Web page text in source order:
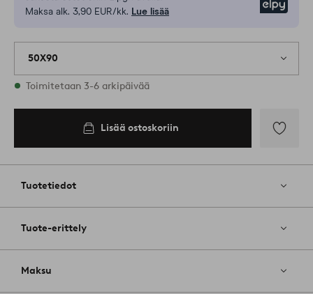
Maksa alk. 3,90 EUR/kk. Lue lisää
50X90
Varastossa
Toimitetaan 3-6 arkipäivää
Lisää ostoskoriin
Tuotetiedot
Tuote-erittely
Maksu